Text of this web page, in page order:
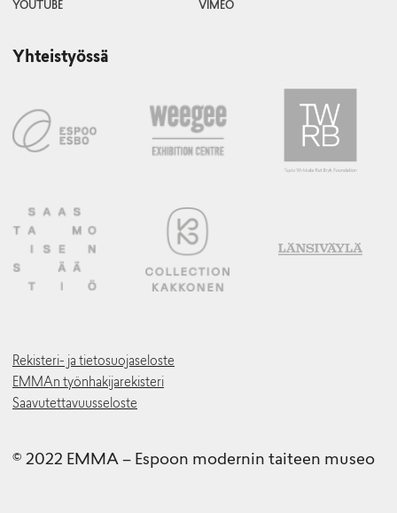
YOUTUBE
VIMEO
Yhteistyössä
Rekisteri- ja tietosuojaseloste
EMMAn työnhakijarekisteri
Saavutettavuusseloste
© 2022 EMMA – Espoon modernin taiteen museo